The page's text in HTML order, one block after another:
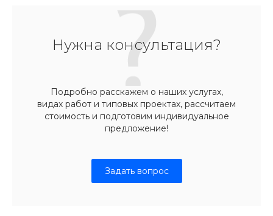
Нужна консультация?
Подробно расскажем о наших услугах,
видах работ и типовых проектах, рассчитаем
стоимость и подготовим индивидуальное
предложение!
Задать вопрос